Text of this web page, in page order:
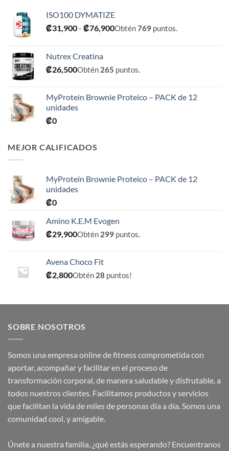
ISO100 DYMATIZE
₡31,900- ₡76,900Rango
₡31,900
Obtén769 puntos.
Nutrex Creatina
₡26,500Obtén 265 puntos.
MyProtein Brownie Proteico – PACK de 12
unidades
₡0
MEJOR CALIFICADOS
MyProtein Brownie Proteico – PACK de 12
unidades
₡0
Amino K.E.M Evogen
₡29,900Obtén 299 puntos.
Avena Choco Fit
₡2,800Obtén 28 puntos!
SOBRE NOSOTROS
Somos una empresa online de fitness comprometida con
aportar, acompañar y facilitar en el proceso de
transformación corporal, de manera saludable y disfrutable, a
todos nuestros clientes. Facilitamos productos y servicios
que facilitan la vida de miles de personas día a día. Somos una
comunidad cool, y amigable.
Únete a nuestra familia, ¿qué estás esperando? Encuentranos